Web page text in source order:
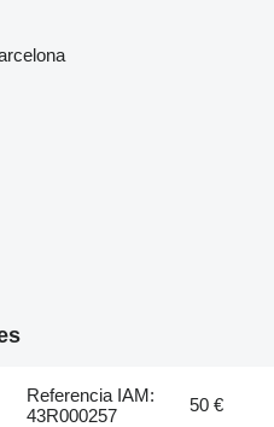
Referencia IAM:
43R000257
50 €